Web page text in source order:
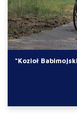
“Kozioł